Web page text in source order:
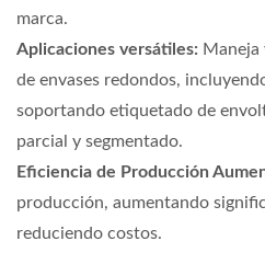
marca.
Aplicaciones versátiles: Maneja
de envases redondos,
soportando etiquetado de
parcial y segmentado.
Eficiencia de Producción
producción, aumentando
reduciendo costos.